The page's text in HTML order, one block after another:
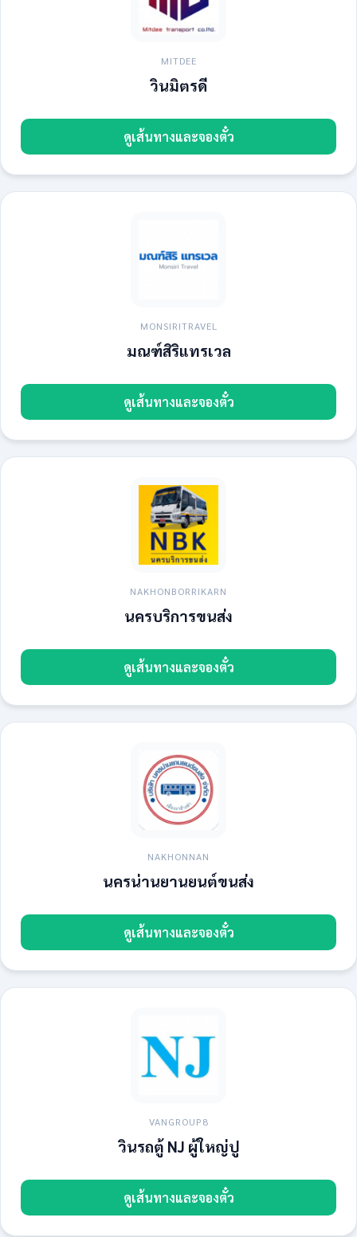
MITDEE
วินมิตรดี
ดูเส้นทางและจองตั๋ว
MONSIRITRAVEL
มณฑ์สิริแทรเวล
ดูเส้นทางและจองตั๋ว
NAKHONBORRIKARN
นครบริการขนส่ง
ดูเส้นทางและจองตั๋ว
NAKHONNAN
นครน่านยานยนต์ขนส่ง
ดูเส้นทางและจองตั๋ว
VANGROUP8
วินรถตู้ NJ ผู้ใหญ่ปู
ดูเส้นทางและจองตั๋ว